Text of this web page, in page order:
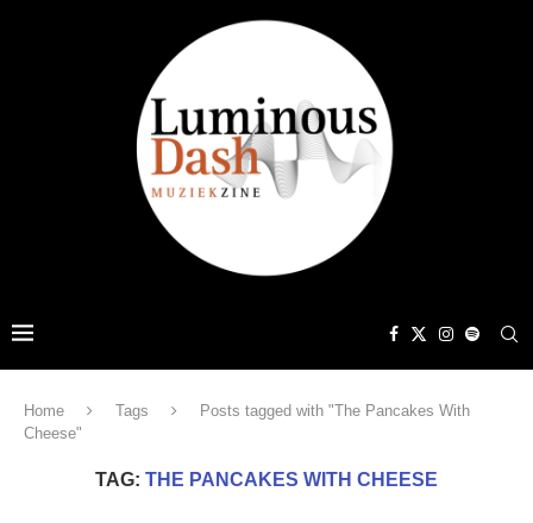
Home Tags
Posts tagged with "The Pancakes With
Cheese"
TAG: THE PANCAKES WITH CHEESE